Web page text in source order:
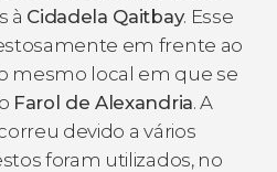
à Cidadela Qaitbay. Esse
em frente ao
mesmo local em que se
Farol deAlexandria. A
devido a vários
foram utilizados, no